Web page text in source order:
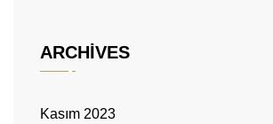
ARCHIVES
Kasım 2023